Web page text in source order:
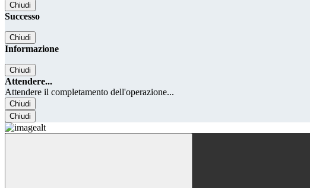
Chiudi
Successo
Chiudi
Informazione
Chiudi
Attendere...
Attendere il completamento dell'operazione...
Chiudi
Chiudi